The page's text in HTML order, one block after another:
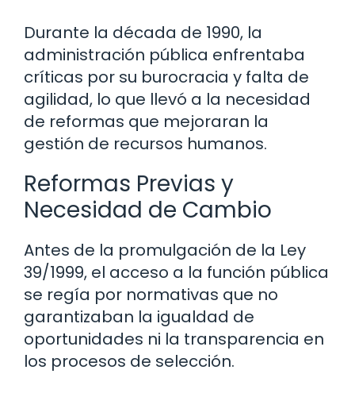
Durante la década de 1990, la
administración pública enfrentaba
críticas por su burocracia y falta de
agilidad, lo que llevó a la necesidad
de reformas que mejoraran la
gestión de recursos humanos.
Reformas Previas y
Necesidad de Cambio
Antes de la promulgación de la Ley
39/1999, el acceso a la función pública
se regía por normativas que no
garantizaban la igualdad de
oportunidades ni la transparencia en
los procesos de selección.